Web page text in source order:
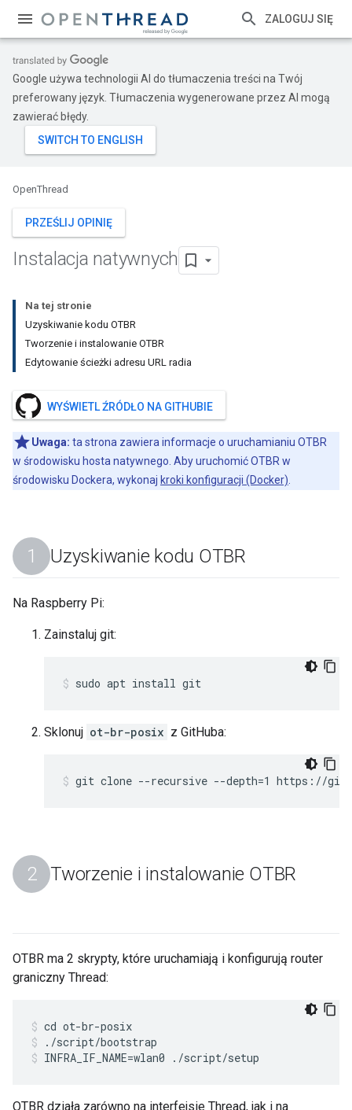
ZALOGUJ SIĘ
Google używa technologii AI do tłumaczenia treści na Twój
preferowany język. Tłumaczenia wygenerowane przez AI mogą
zawierać błędy.
OpenThread
PRZEŚLIJ OPINIĘ
Instalacja natywnych
Na tej stronie
Uzyskiwanie kodu OTBR
Tworzenie i instalowanie OTBR
Edytowanie ścieżki adresu URL radia
WYŚWIETL ŹRÓDŁO NA GITHUBIE
Uwaga: ta strona zawiera informacje o uruchamianiu OTBR
w środowisku hosta natywnego. Aby uruchomić OTBR w
środowisku Dockera, wykonaj kroki konfiguracji (Docker)
Uzyskiwanie kodu OTBR
Na Raspberry Pi:
Zainstaluj git:
sudo apt install git
Sklonuj ot-br-posix z GitHuba:
git clone --recursive --depth=1 https://
Tworzenie i instalowanie OTBR
OTBR ma 2 skrypty, które uruchamiają i konfigurują router
graniczny Thread:
cd ot-br-posix
./script/bootstrap
INFRA_IF_NAME=wlan0 ./script/setup
OTBR działa zarówno na interfejsie Thread, jak i na